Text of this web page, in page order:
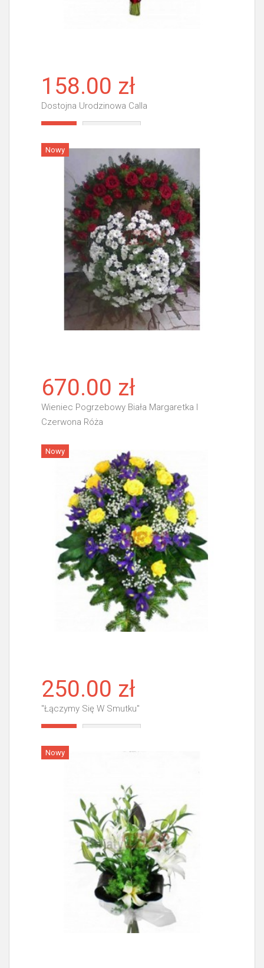
158.00 zł
Dostojna Urodzinowa Calla
Nowy
670.00 zł
Wieniec Pogrzebowy Biała Margaretka I
Czerwona Róża
Więcej
Nowy
250.00 zł
"Łączymy Się W Smutku"
Nowy